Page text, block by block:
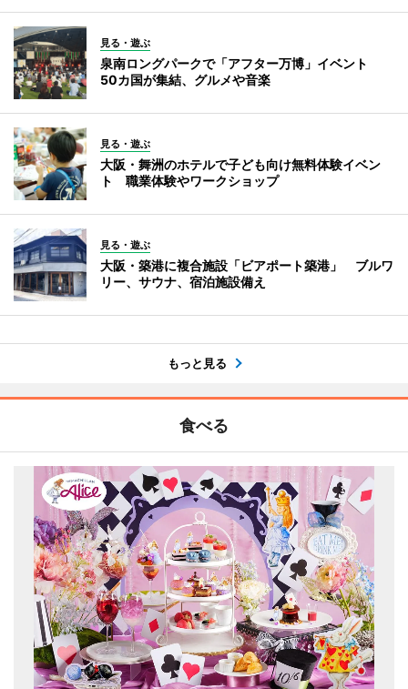
見る・遊ぶ
泉南ロングパークで「アフター万博」イベント
50カ国が集結、グルメや音楽
見る・遊ぶ
大阪・舞洲のホテルで子ども向け無料体験イベン
ト 職業体験やワークショップ
見る・遊ぶ
大阪・築港に複合施設「ビアポート築港」 ブルワ
リー、サウナ、宿泊施設備え
もっと見る
食べる